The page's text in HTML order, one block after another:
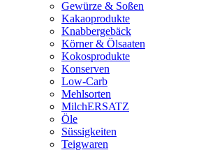
Gewürze & Soßen
Kakaoprodukte
Knabbergebäck
Körner & Ölsaaten
Kokosprodukte
Konserven
Low-Carb
Mehlsorten
MilchERSATZ
Öle
Süssigkeiten
Teigwaren